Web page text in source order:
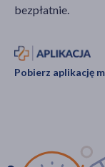
bezpłatnie.
Pobierz aplikację